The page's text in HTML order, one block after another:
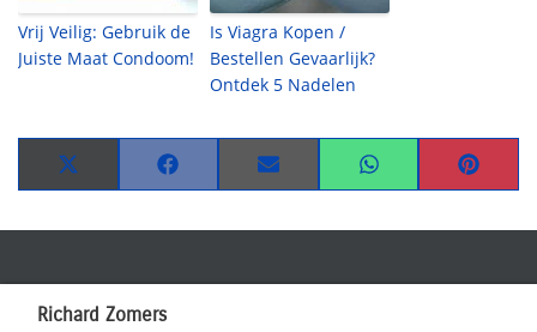
Vrij Veilig: Gebruik de
Juiste Maat Condoom!
Is Viagra Kopen /
Bestellen Gevaarlijk?
Ontdek 5 Nadelen
Share
on
Share
on
Share
on
Share
on
Share
on
Richard Zomers